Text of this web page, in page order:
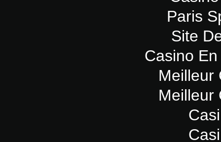
Paris
Site
Casino
Meilleur
Meilleur